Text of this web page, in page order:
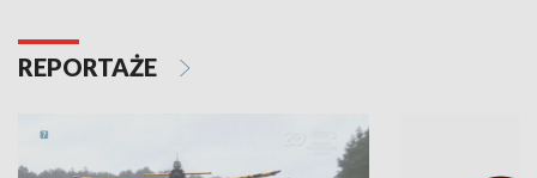
REPORTAŻE